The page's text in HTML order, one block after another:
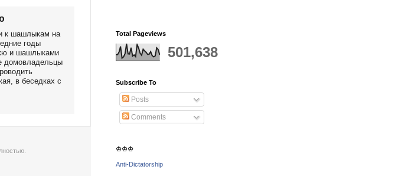
к шашлыкам на
годы
и шашлыками
домовладельцы
в беседках с
Total Pageviews
501,638
Subscribe To
Posts
Comments
♔♔♔
Anti-Dictatorship